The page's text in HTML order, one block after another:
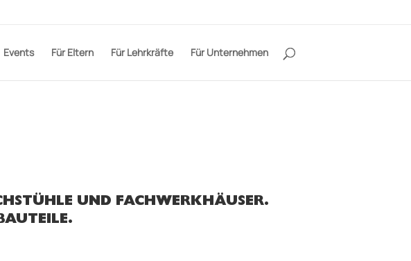
Events Für Eltern Für Lehrkräfte Für Unternehmen
UND FACHWERKHÄUSER.